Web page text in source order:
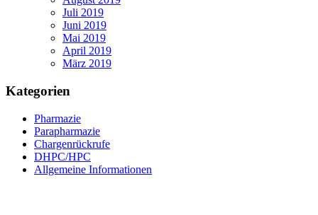
Juli 2019
Juni 2019
Mai 2019
April 2019
März 2019
Kategorien
Pharmazie
Parapharmazie
Chargenrückrufe
DHPC/HPC
Allgemeine Informationen